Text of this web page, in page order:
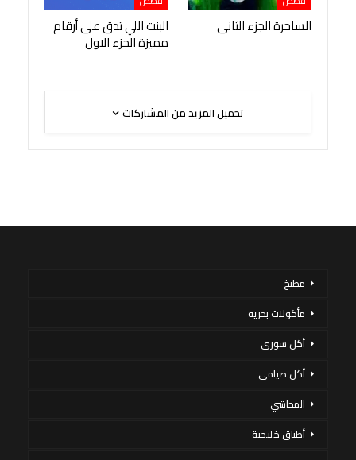
الساحرة الجزء الثانى البنت اللي تدق على أرقام
مميزة الجزء الاول
تحميل المزيد من المشاركات
مطبخ
مأكولات بحرية
أكل سورى
أكل صيامي
المحاشي
أطباق خليجية